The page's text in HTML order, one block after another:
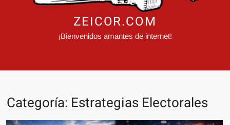
ZEICOR.COM
¡Bienvenidos amantes de internet!
Categoría: Estrategias Electorales